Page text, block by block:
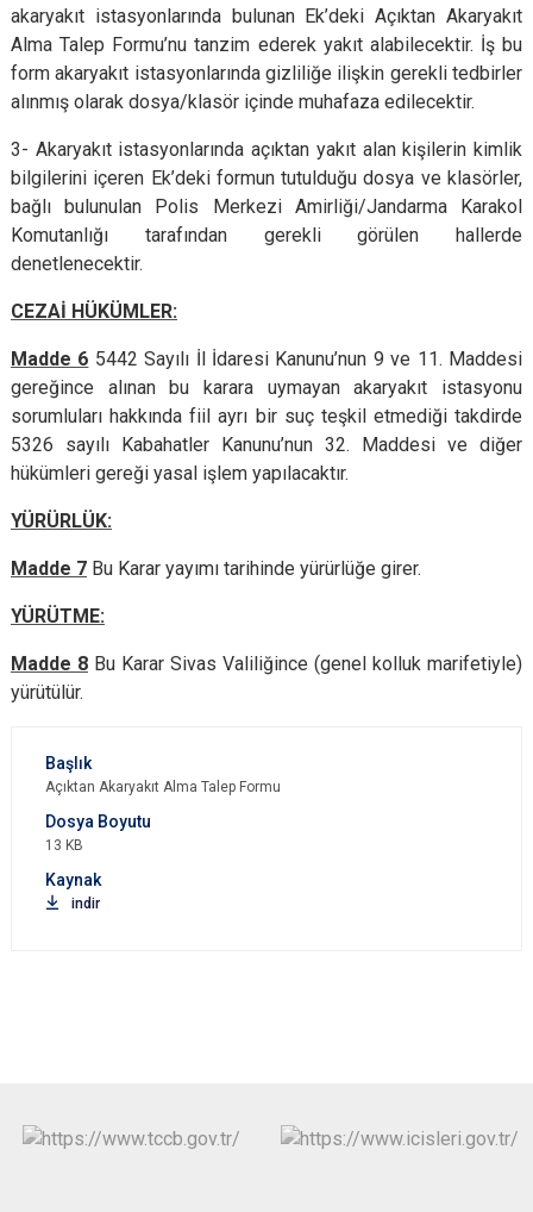
akaryakıt istasyonlarında bulunan Ek’deki Açıktan Akaryakıt
Alma Talep Formu’nu tanzim ederek yakıt alabilecektir. İş bu
form akaryakıt istasyonlarında gizliliğe ilişkin gerekli tedbirler
alınmış olarak dosya/klasör içinde muhafaza edilecektir.
3- Akaryakıt istasyonlarında açıktan yakıt alan kişilerin kimlik
bilgilerini içeren Ek’deki formun tutulduğu dosya ve klasörler,
bağlı bulunulan Polis Merkezi Amirliği/Jandarma Karakol
Komutanlığı tarafından gerekli görülen hallerde
denetlenecektir.
CEZAİ HÜKÜMLER:
Madde 6 5442 Sayılı İl İdaresi Kanunu’nun 9 ve 11. Maddesi
gereğince alınan bu karara uymayan akaryakıt istasyonu
sorumluları hakkında fiil ayrı bir suç teşkil etmediği takdirde
5326 sayılı Kabahatler Kanunu’nun 32. Maddesi ve diğer
hükümleri gereği yasal işlem yapılacaktır.
YÜRÜRLÜK:
Madde 7 Bu Karar yayımı tarihinde yürürlüğe girer.
YÜRÜTME:
Madde 8 Bu Karar Sivas Valiliğince (genel kolluk marifetiyle)
yürütülür.
Açıktan Akaryakıt Alma Talep Formu
13 KB
indir